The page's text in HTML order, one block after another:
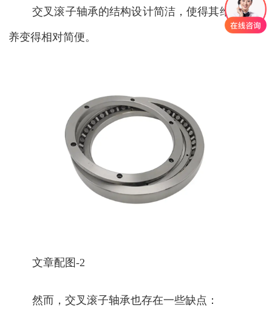
交叉滚子轴承的结构设计简洁，使得其维护和保
养变得相对简便。
文章配图-2
然而，交叉滚子轴承也存在一些缺点：